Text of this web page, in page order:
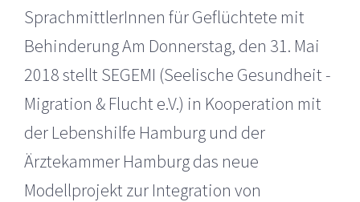
SprachmittlerInnen für Geflüchtete mit
Behinderung Am Donnerstag, den 31. Mai
2018 stellt SEGEMI (Seelische Gesundheit -
Migration & Flucht e.V.) in Kooperation mit
der Lebenshilfe Hamburg und der
Ärztekammer Hamburg das neue
Modellprojekt zur Integration von